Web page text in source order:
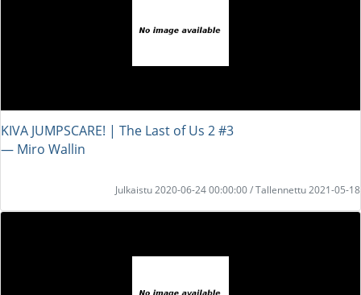
KIVA JUMPSCARE! | The Last of Us 2 #3
― Miro Wallin
Julkaistu 2020-06-24 00:00:00 / Tallennettu 2021-05-18